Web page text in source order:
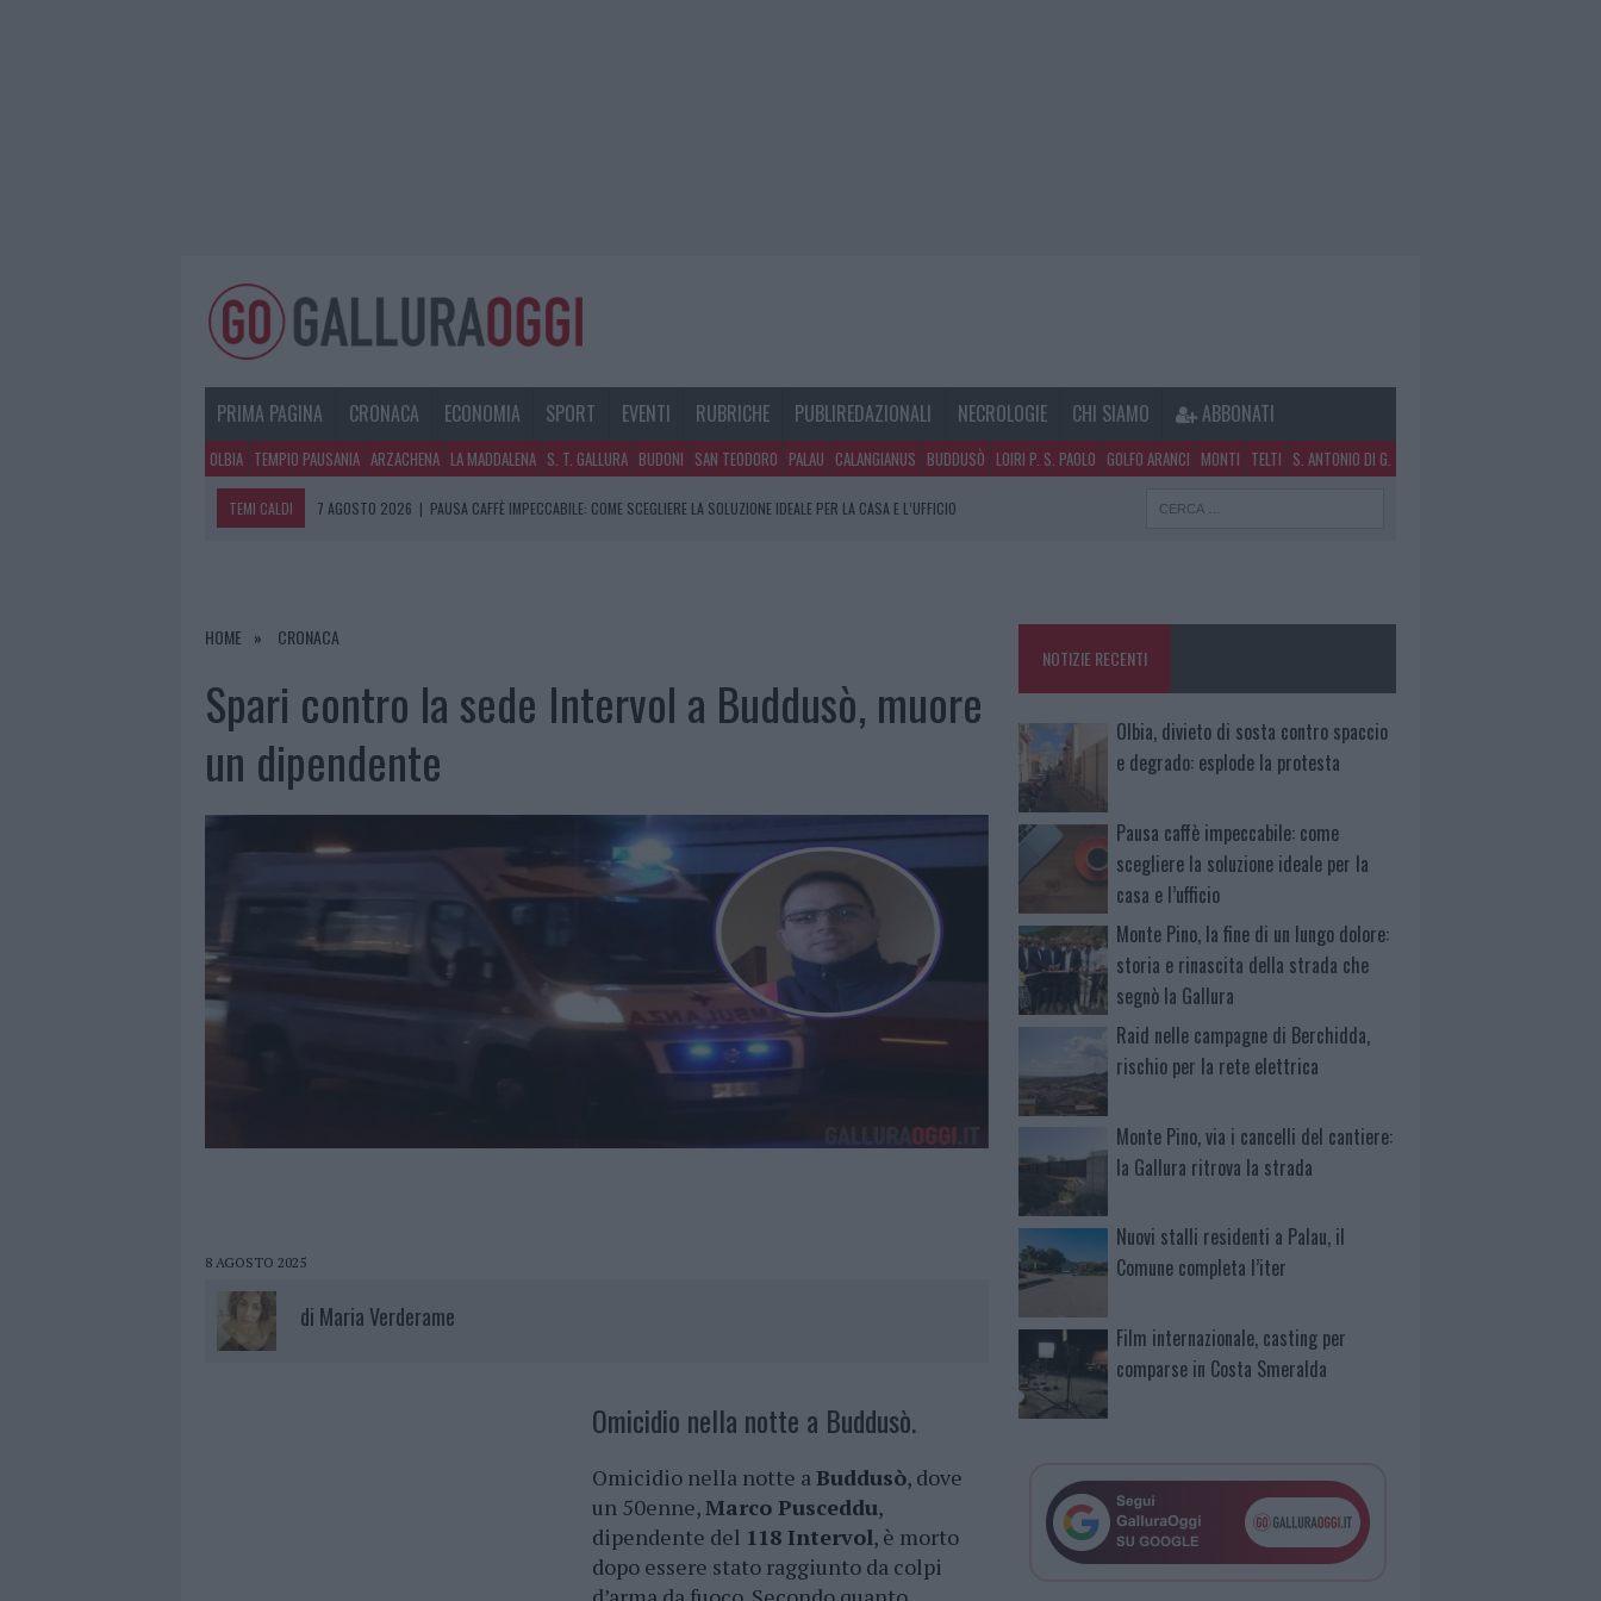
PRIMA PAGINA CRONACA ECONOMIA SPORT EVENTI RUBRICHE PUBLIREDAZIONALI NECROLOGIE CHI SIAMO ABBONATI
OLBIA TEMPIO PAUSANIA ARZACHENA LA MADDALENA S. T. GALLURA BUDONI SAN TEODORO PALAU CALANGIANUS BUDDUSÒ LOIRI P. S. PAOLO GOLFO ARANCI MONTI TELTI S. ANTONIO DI G.
TEMI CALDI 7 AGOSTO 2026 | PAUSA CAFFÈ IMPECCABILE: COME SCEGLIERE LA SOLUZIONE IDEALE PER LA CASA E L’UFFICIO
7 AGOSTO 2026
|
HOME CRONACA
Spari contro la sede Intervol a Buddusò, muore
un dipendente
8 AGOSTO 2025
di Maria Verderame
Omicidio nella notte a Buddusò.
Omicidio nella notte aBuddusò, dove
un 50enne,Marco Pusceddu,
dipendente del 118 Intervol, è morto
dopo essere stato raggiunto da colpi
NOTIZIE RECENTI
Olbia, divieto di sosta contro spaccio
e degrado: esplode la protesta
Pausa caffè impeccabile: come
scegliere la soluzione ideale per la
casa e l’ufficio
Monte Pino, la fine di un lungo dolore:
storia e rinascita della strada che
segnò la Gallura
Raid nelle campagne di Berchidda,
rischio per la rete elettrica
Monte Pino, via i cancelli del cantiere:
la Gallura ritrova la strada
Nuovi stalli residenti a Palau, il
Comune completa l’iter
Film internazionale, casting per
comparse in Costa Smeralda